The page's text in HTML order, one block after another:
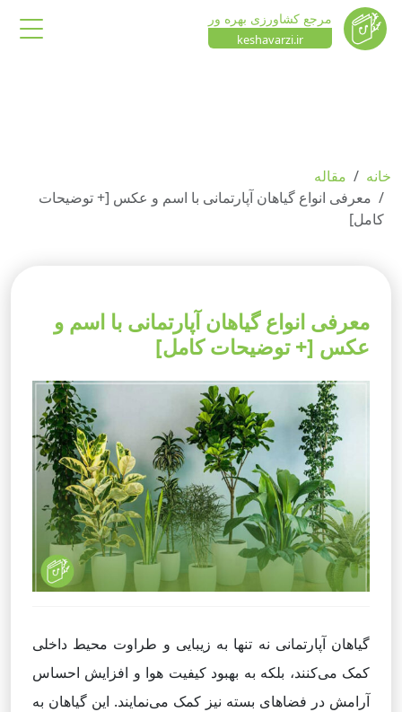
مرجع کشاورزی بهره ور
keshavarzi.ir
خانه
مقاله
معرفی انواع گیاهان آپارتمانی با اسم و عکس [+ توضیحات
کامل]
معرفی انواع گیاهان آپارتمانی با اسم و
عکس [+ توضیحات کامل]
گیاهان آپارتمانی نه تنها به زیبایی و طراوت محیط داخلی
کمک می‌کنند، بلکه به بهبود کیفیت هوا و افزایش احساس
آرامش در فضاهای بسته نیز کمک می‌نمایند. این گیاهان به